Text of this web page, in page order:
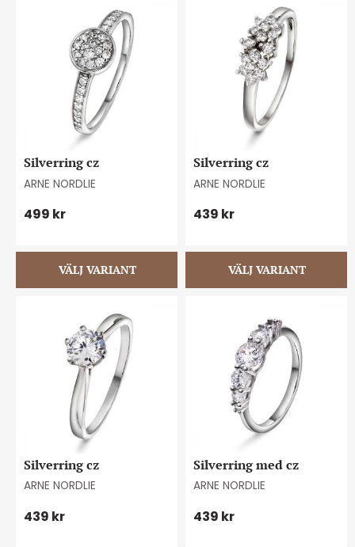
Silverring cz
ARNE NORDLIE
499 kr
Silverring cz
ARNE NORDLIE
439 kr
Silverring cz
ARNE NORDLIE
439 kr
Silverring med cz
ARNE NORDLIE
439 kr